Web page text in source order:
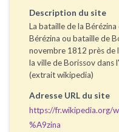
Description du site
La bataille de la
Bérézina ou bataille de
novembre 1812 près de
la ville de Borissov dans
(extrait wikipedia)
Adresse URL du site
https://fr.wikipedia.org/
%A9zina